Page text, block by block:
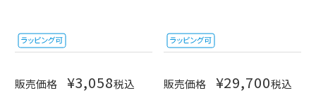
販売価格 ¥3,058税込 販売価格 ¥29,700税込